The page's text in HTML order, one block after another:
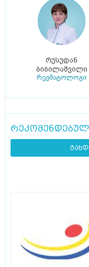
რუსუდან
ბიბილაშვილი
რევმატოლოგი